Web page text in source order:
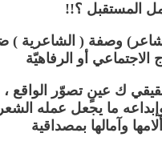
المستقبل ؟!!
وصفة ( الشاعرية
الاجتماعي أو الرفاهيّة
ك عينٍ تصوّر
ما يجعل عمله
وآمالها بمصداقية